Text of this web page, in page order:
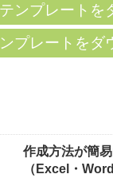
ンプレートを
プレートをダ
作成方法が簡
（Excel・